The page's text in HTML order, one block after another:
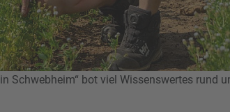
Schwebheim“ bot viel Wissenswertes rund